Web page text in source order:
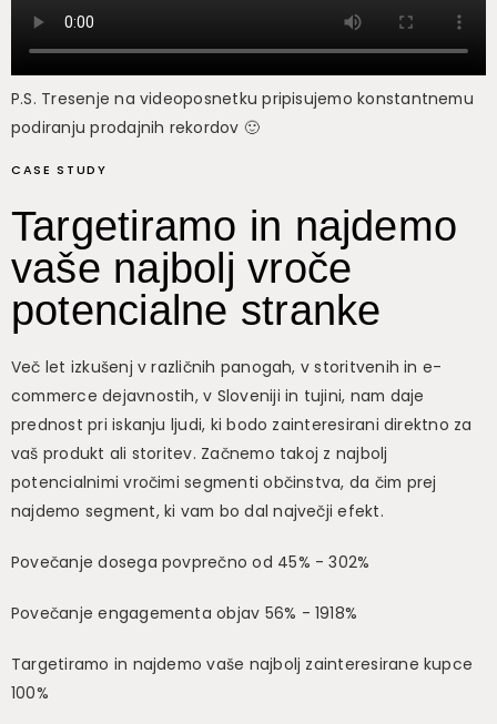
P.S. Tresenje na videoposnetku pripisujemo konstantnemu
podiranju prodajnih rekordov 🙂
CASE STUDY
Targetiramo in najdemo
vaše najbolj vroče
potencialne stranke
Več let izkušenj v različnih panogah, v storitvenih in e-
commerce dejavnostih, v Sloveniji in tujini, nam daje
prednost pri iskanju ljudi, ki bodo zainteresirani direktno za
vaš produkt ali storitev. Začnemo takoj z najbolj
potencialnimi vročimi segmenti občinstva, da čim prej
najdemo segment, ki vam bo dal največji efekt.
Povečanje dosega povprečno od 45% - 302%
Povečanje engagementa objav 56% - 1918%
Targetiramo in najdemo vaše najbolj zainteresirane kupce
100%